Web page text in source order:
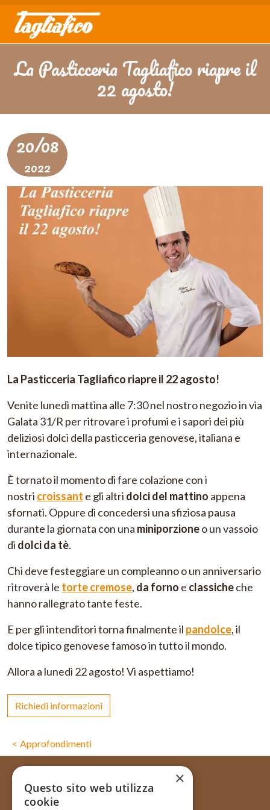
La Pasticceria Tagliafico riapre il
22 agosto!
20/08
2022
La Pasticceria Tagliafico riapre il 22 agosto!
Venite lunedì mattina alle 7:30 nel nostro negozio in via
Galata 31/R per ritrovare i profumi e i sapori dei più
deliziosi dolci della pasticceria genovese, italiana e
internazionale.
È tornato il momento di fare colazione con i
nostri croissant e gli altri dolci del mattino appena
sfornati. Oppure di concedersi una sfiziosa pausa
durante la giornata con una miniporzioneo un vassoio
di dolci da tè.
Chi deve festeggiare un compleanno o un anniversario
ritroverà le torte cremose, da forno e classicheche
hanno rallegrato tante feste.
E per gli intenditori torna finalmente il pandolce, il
dolce tipico genovese famoso in tutto il mondo.
Allora a lunedì 22 agosto! Vi aspettiamo!
Richiedi informazioni
Approfondimenti
Via Galata, 31R - 16121 Genova
×
Questo sito web utilizza
cookie